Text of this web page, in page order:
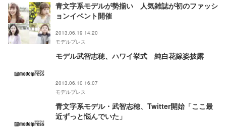
青文字系モデルが勢揃い 人気雑誌が初のファッシ
ョンイベント開催
2013.06.19 14:20
モデルプレス
モデル武智志穂、ハワイ挙式 純白花嫁姿披露
2013.06.10 16:07
モデルプレス
青文字系モデル・武智志穂、Twitter開始「ここ最
近ずっと悩んでいた」